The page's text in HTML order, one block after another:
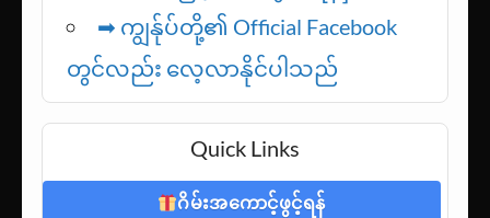
➡ ကျွန်ုပ်တို့၏ Official Facebook
တွင်လည်း လေ့လာနိုင်ပါသည်
Quick Links
ဂိမ်းအကောင့်ဖွင့်ရန်